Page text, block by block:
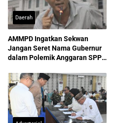
Daerah
AMMPD Ingatkan Sekwan
Jangan Seret Nama Gubernur
dalam Polemik Anggaran SPPD